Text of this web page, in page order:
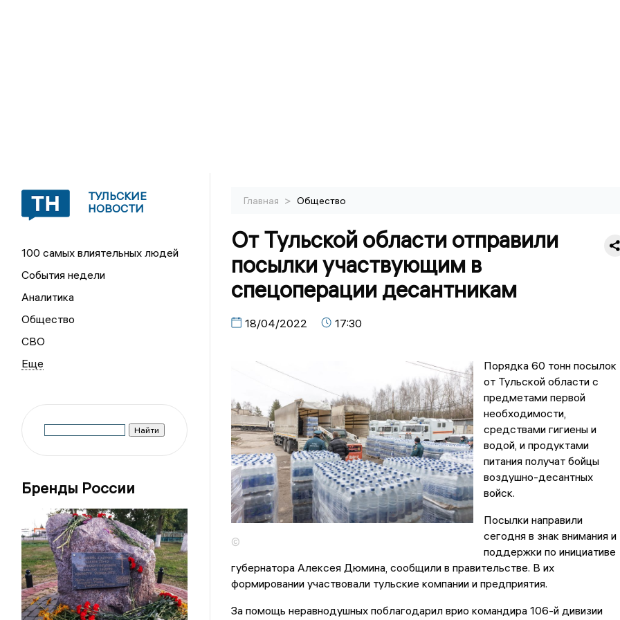
ТУЛЬСКИЕ
НОВОСТИ
100 самых влиятельных людей
События недели
Аналитика
Общество
СВО
Бренды России
Главная > Общество
От Тульской области отправили
посылки участвующим в
спецоперации десантникам
18/04/2022 17:30
©
Порядка 60 тонн посылок
от Тульской области с
предметами первой
необходимости,
средствами гигиены и
водой, и продуктами
питания получат бойцы
воздушно-десантных
войск.
Посылки направили
сегодня в знак внимания и
поддержки по инициативе
губернатора Алексея Дюмина, сообщили в правительстве. В их
формировании участвовали тульские компании и предприятия.
За помощь неравнодушных поблагодарил врио командира 106-й дивизии